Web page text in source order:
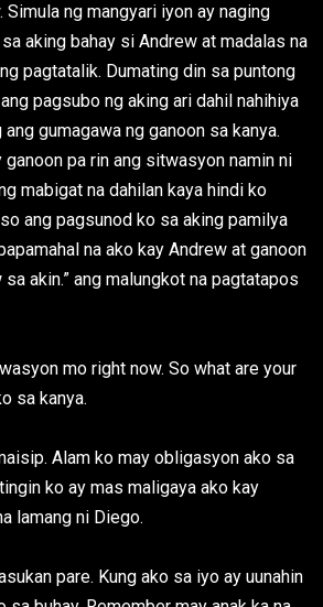
Simula ng mangyari iyon ay naging
aking bahay si Andrew at madalas na
pagtatalik. Dumating din sa puntong
pagsubo ng aking ari dahil nahihiya
gumagawa ng ganoon sa kanya.
ganoon pa rin ang sitwasyon namin ni
mabigat na dahilan kaya hindi ko
ang pagsunod ko sa aking pamilya
na ako kay Andrew at ganoon
akin.” ang malungkot na pagtatapos
mo right now. So what are your
sa kanya.
Alam ko may obligasyon ako sa
ko ay mas maligaya ako kay
lamang ni Diego.
pare. Kung ako sa iyo ay uunahin